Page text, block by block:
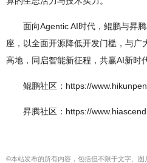
面向Agentic AI时代，鲲鹏与昇腾
座，以全面开源降低开发门槛，与广
高地，同启智能新征程，共赢AI新时
鲲鹏社区：https://
昇腾社区：https://
©本站发布的所有内容，包括但不限于文字、